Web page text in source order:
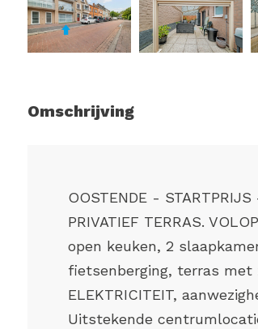
Omschrijving
OOSTENDE -
PRIVATIEF TERRAS.
open keuken, 2
fietsenberging, terras met
ELEKTRICITEIT,
Uitstekende